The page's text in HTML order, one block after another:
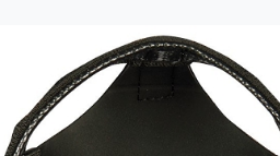
/ Harry’s Horse Graasmasker
Harry’s Horse
Air